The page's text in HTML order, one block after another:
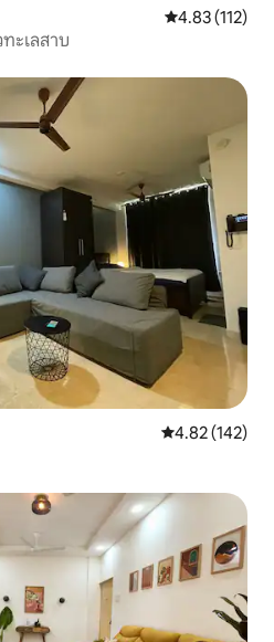
คะแนนเฉลี่ย
4.83 (112)
ะเลสาบ
คะแนนเฉลี่ย
4.82 (142)